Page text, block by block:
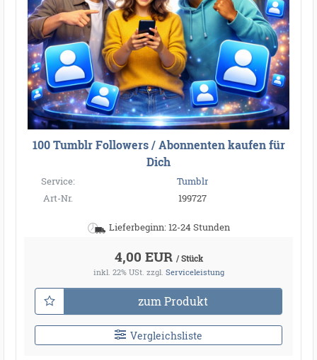
100 Tumblr Followers / Abonnenten kaufen für
Dich
Service:
Tumblr
Art-Nr.
199727
Lieferbeginn: 12-24 Stunden
4,00 EUR / Stück
inkl. 22% USt. zzgl. Serviceleistung
zum Produkt
Vergleichsliste